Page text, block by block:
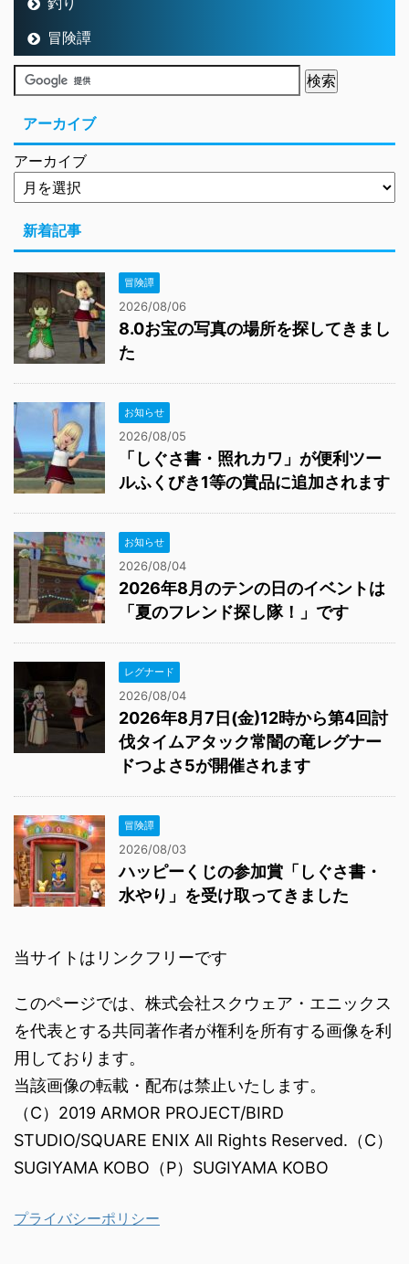
冒険譚
アーカイブ
アーカイブ
新着記事
冒険譚
2026/08/06
8.0お宝の写真の場所を探してきまし
た
お知らせ
2026/08/05
「しぐさ書・照れカワ」が便利ツー
ルふくびき1等の賞品に追加されます
お知らせ
2026/08/04
2026年8月のテンの日のイベントは
「夏のフレンド探し隊！」です
レグナード
2026/08/04
2026年8月7日(金)12時から第4回討
伐タイムアタック常闇の竜レグナー
ドつよさ5が開催されます
冒険譚
2026/08/03
ハッピーくじの参加賞「しぐさ書・
水やり」を受け取ってきました
当サイトはリンクフリーです
このページでは、株式会社スクウェア・エニックス
を代表とする共同著作者が権利を所有する画像を利
用しております。
当該画像の転載・配布は禁止いたします。
（C）2019 ARMOR PROJECT/BIRD
STUDIO/SQUARE ENIX All Rights Reserved.（C）
SUGIYAMA KOBO（P）SUGIYAMA KOBO
プライバシーポリシー